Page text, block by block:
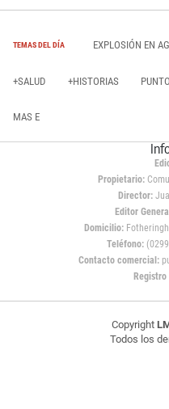
TEMAS DEL DÍA EXPLOSIÓN EN
+SALUD +HISTORIAS
MAS E
Propietario:
Director:
Editor
Domicilio:
Teléfono:
Contacto comercial:
Registro
Copyright
Todos los